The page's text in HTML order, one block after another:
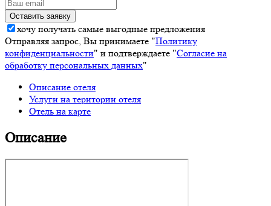
хочу получать самые выгодные предложения
Отправляя запрос, Вы принимаете "Политику
конфиденциальности" и подтверждаете "Согласие на
обработку персональных данных"
Описание отеля
Услуги на територии отеля
Отель на карте
Описание